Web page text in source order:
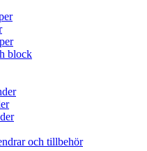
block
och tillbehör